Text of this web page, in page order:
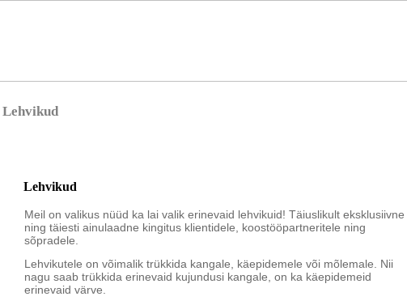
Lehvikud
Lehvikud
Meil on valikus nüüd ka lai valik erinevaid lehvikuid! Täiuslikult eksklusiivne
ning täiesti ainulaadne kingitus klientidele, koostööpartneritele ning
sõpradele.
Lehvikutele on võimalik trükkida kangale, käepidemele või mõlemale. Nii
nagu saab trükkida erinevaid kujundusi kangale, on ka käepidemeid
erinevaid värve.